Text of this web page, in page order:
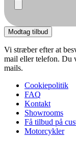
Modtag tilbud
Vi stræber efter at
mail eller telefon. Du
mails.
Cookiepolitik
FAQ
Kontakt
Showrooms
Få tilbud på
Motorcykler